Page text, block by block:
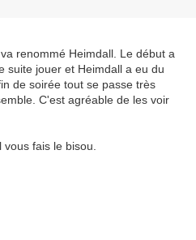
renommé Heimdall. Le début a
suite jouer et Heimdall a eu du
de soirée tout se passe très
C'est agréable de les voir
fais le bisou.